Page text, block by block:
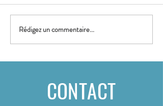
Rédigez un commentaire...
CONTACT